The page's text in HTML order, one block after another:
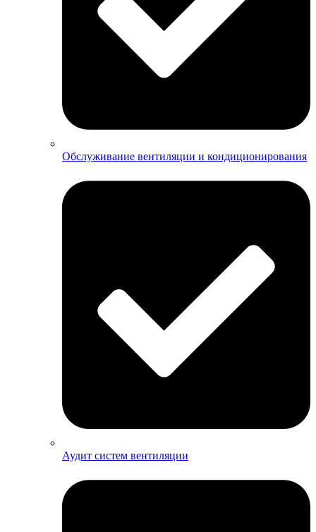
Обслуживание вентиляции и кондиционирования
Аудит систем вентиляции